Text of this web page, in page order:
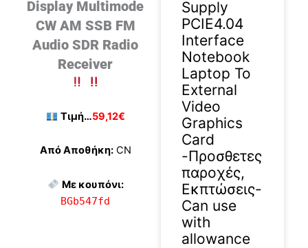
Display Multimode
CW AM SSB FM
Audio SDR Radio
Receiver
Τιμή…59,12€
Από Αποθήκη:CN
Με κουπόνι:
BGb547fd
Supply
PCIE4.04
Interface
Notebook
Laptop To
External
Video
Graphics
Card
-Προσθετες
παροχές,
Εκπτώσεις-
Can use
with
allowance